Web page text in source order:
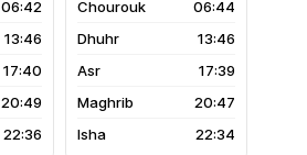
06:42
13:46
17:40
20:49
22:36
06:44
13:46
17:39
20:47
22:34